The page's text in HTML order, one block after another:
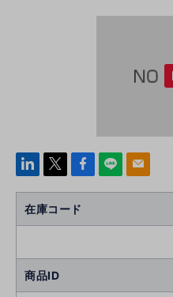
linke
Face
k
line mail
在庫コード
商品ID